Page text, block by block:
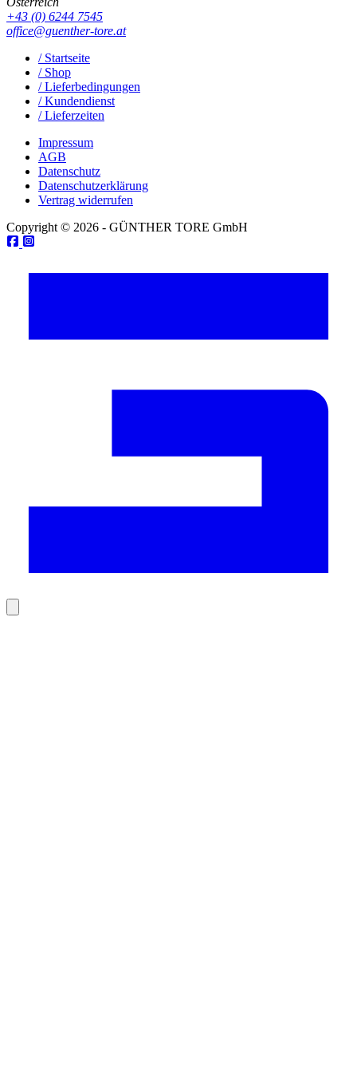
+43 (0) 6244 7545
office@guenther-tore.at
/ Startseite
/ Shop
/ Lieferbedingungen
/ Kundendienst
/ Lieferzeiten
Impressum
AGB
Datenschutz
Datenschutzerklärung
Vertrag widerrufen
Copyright © 2026 - GÜNTHER TORE GmbH